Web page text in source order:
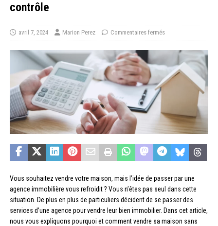
contrôle
avril 7, 2024 Marion Perez Commentaires fermés
Vous souhaitez vendre votre maison, mais l’idée de passer par une
agence immobilière vous refroidit ? Vous n’êtes pas seul dans cette
situation. De plus en plus de particuliers décident de se passer des
services d’une agence pour vendre leur bien immobilier. Dans cet article,
nous vous expliquons pourquoi et comment vendre sa maison sans